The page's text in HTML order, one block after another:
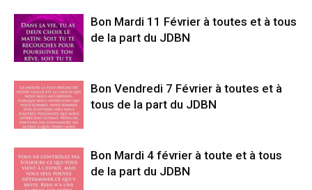
Bon Mardi 11 Février à toutes et à tous
de la part du JDBN
Bon Vendredi 7 Février à toutes et à
tous de la part du JDBN
Bon Mardi 4 février à toute et à tous
de la part du JDBN